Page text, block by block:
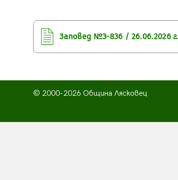
Заповед №З-836 / 26.06.2026 г.
© 2000-2026 Община Лясковец